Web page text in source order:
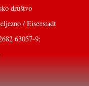
društvo
/ Eisenstadt
63057-9;